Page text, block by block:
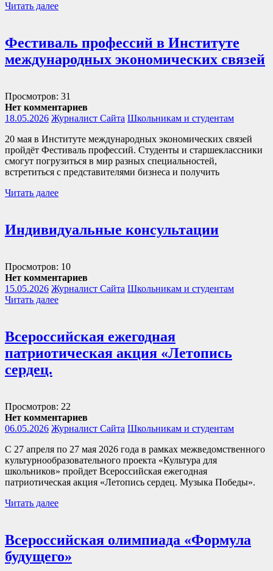
Читать далее
Фестиваль профессий в Институте
международных экономических связей
Просмотров: 31
Нет комментариев
18.05.2026 Журналист Сайта Школьникам и студентам
20 мая в Институте международных экономических связей
пройдёт Фестиваль профессий. Студенты и старшеклассники
смогут погрузиться в мир разных специальностей,
встретиться с представителями бизнеса и получить
Читать далее
Индивидуальные консультации
Просмотров: 10
Нет комментариев
15.05.2026 Журналист Сайта Школьникам и студентам
Читать далее
Всероссийская ежегодная
патриотическая акция «Летопись
сердец.
Просмотров: 22
Нет комментариев
06.05.2026 Журналист Сайта Школьникам и студентам
С 27 апреля по 27 мая 2026 года в рамках межведомственного
культурнообразовательного проекта «Культура для
школьников» пройдет Всероссийская ежегодная
патриотическая акция «Летопись сердец. Музыка Победы».
Читать далее
Всероссийская олимпиада «Формула
будущего»